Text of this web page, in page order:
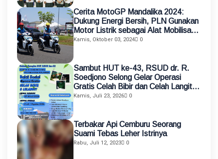
Cerita MotoGP Mandalika 2024:
Dukung Energi Bersih, PLN Gunakan
Motor Listrik sebagai Alat Mobilisasi
Petugas
Kamis, Oktober 03, 2024 0
Sambut HUT ke-43, RSUD dr. R.
Soedjono Selong Gelar Operasi
Gratis Celah Bibir dan Celah Langit-
Langit
Kamis, Juli 23, 2026 0
Terbakar Api Cemburu Seorang
Suami Tebas Leher Istrinya
Rabu, Juli 12, 2023 0